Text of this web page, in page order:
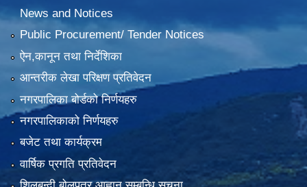
News and Notices
Public Procurement/ Tender Notices
ऐन,कानून तथा निर्देशिका
आन्तरीक लेखा परिक्षण प्रतिवेदन
नगरपालिका बोर्डको निर्णयहरु
नगरपालिकाको निर्णयहरु
बजेट तथा कार्यक्रम
वार्षिक प्रगति प्रतिवेदन